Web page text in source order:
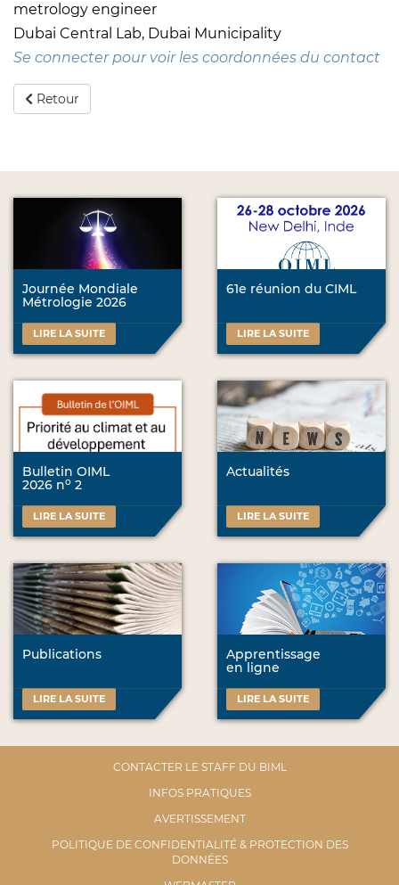
metrology engineer
Dubai Central Lab, Dubai Municipality
Se connecter pour voir les coordonnées du contact
Retour
Journée Mondiale
Métrologie 2026
LIRE LA SUITE
61e réunion du CIML
LIRE LA SUITE
Bulletin OIML
2026 no 2
LIRE LA SUITE
Actualités
LIRE LA SUITE
Publications
LIRE LA SUITE
Apprentissage
en ligne
LIRE LA SUITE
CONTACTER LE STAFF DU BIML
INFOS PRATIQUES
AVERTISSEMENT
POLITIQUE DE CONFIDENTIALITÉ & PROTECTION DES
DONNÉES